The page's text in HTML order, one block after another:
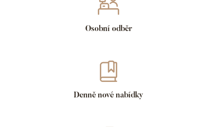
Osobní odběr
Denně nové nabídky